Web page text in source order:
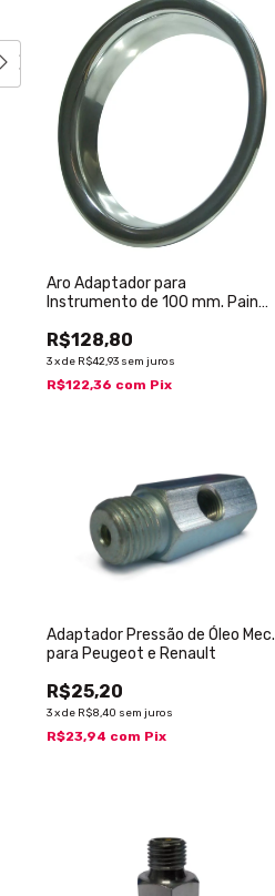
Aro Adaptador para
Instrumento de 100 mm. Painel
R$128,80
3xde R$42,93 sem juros
R$122,36 com Pix
Adaptador Pressão de Óleo Mec.
para Peugeot e Renault
R$25,20
3xde R$8,40 sem juros
R$23,94 com Pix